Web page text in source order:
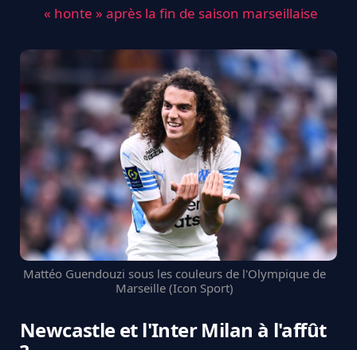
« honte » après la fin de saison marseillaise
Mattéo Guendouzi sous les couleurs de l'Olympique de
Marseille (Icon Sport)
Newcastle et l'Inter Milan à l'affût